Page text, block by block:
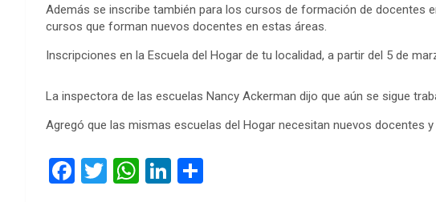
Además se inscribe también para los cursos de formación de docentes
cursos que forman nuevos docentes en estas áreas.
Inscripciones en la Escuela del Hogar de tu localidad, a partir del 5 de
La inspectora de las escuelas Nancy Ackerman dijo que aún se sigue
Agregó que las mismas escuelas del Hogar necesitan nuevos docentes
F
T
W
Li